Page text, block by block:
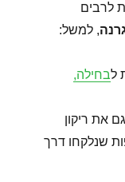
לרבים
, למשל:
לבחילה,
את ריקון
שנלקחו דרך